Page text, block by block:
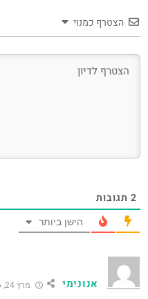
הצטרף כמנוי
2 תגובות
הישן ביותר
אנונימי מרץ 24, 2026 3:27 pm